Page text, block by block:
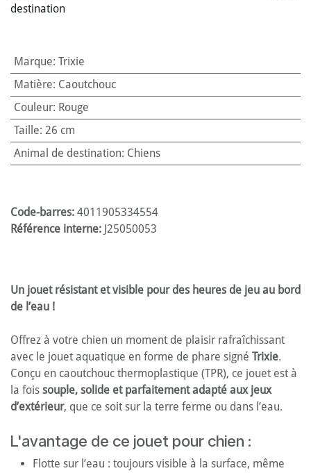
destination
Marque: Trixie
Matière: Caoutchouc
Couleur: Rouge
Taille: 26 cm
Animal de destination: Chiens
Code-barres: 4011905334554
Référence interne: J25050053
Un jouet résistant et visible pour des heures de jeu au bord
de l’eau !
Offrez à votre chien un moment de plaisir rafraîchissant
avec le jouet aquatique en forme de phare signé Trixie.
Conçu en caoutchouc thermoplastique (TPR), ce jouet est à
la fois souple, solide et parfaitement adapté aux jeux
d’extérieur, que ce soit sur la terre ferme ou dans l’eau.
L'avantage de ce jouet pour chien :
Flotte sur l’eau : toujours visible à la surface, même